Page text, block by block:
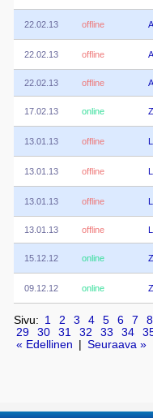
22.02.13 offline
22.02.13 offline
22.02.13 offline
17.02.13 online
13.01.13 offline
13.01.13 offline
13.01.13 offline
13.01.13 offline
15.12.12 online
09.12.12 online
Sivu: 1 2 3 4 5 6 7
8
29
30 31 32 33 34
« Edellinen
Seuraava »